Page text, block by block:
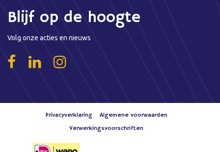
Blijf op de hoogte
Volg onze acties en nieuws
Privacyverklaring
Algemene voorwaarden
Verwerkingsvoorschriften